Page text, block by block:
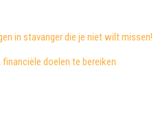
in stavanger die je niet wilt missen!
doelen te bereiken